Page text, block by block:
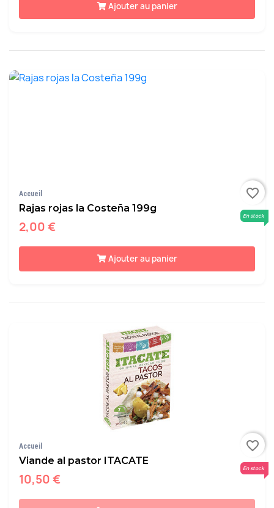
Ajouter au panier
Accueil
Rajas rojas la Costeña 199g
2,00 €
En stock
Ajouter au panier
favorite_border
Accueil
Viande al pastor ITACATE
10,50 €
En stock
favorite_border